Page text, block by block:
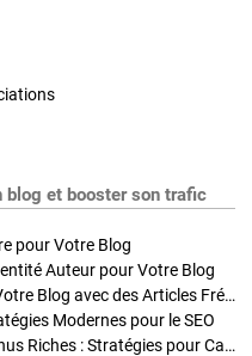
blog et booster son trafic
pour Votre Blog
Auteur pour Votre Blog
Stratégies de Publication : Boostez Votre Blog avec des Articles Fréquents et Exclusifs
Modernes pour le SEO
Enrichir Vos Articles avec des Contenus Riches : Stratégies pour Captiver et Optimiser